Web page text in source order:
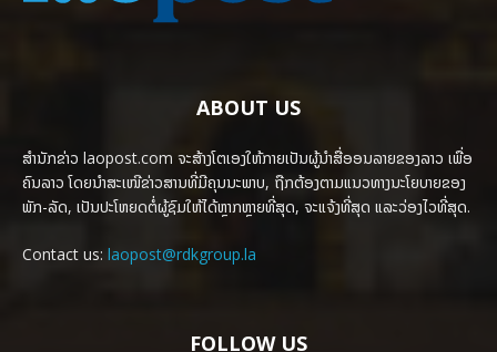
ABOUT US
ສຳນັກຂ່າວ laopost.com ຈະສ້າງໂຕເອງໃຫ້ກາຍເປັນຜູ້ນຳສື່ອອນລາຍຂອງລາວ ເພື່ອ
ຄົນລາວ ໂດຍນຳສະເໜີຂ່າວສານທີ່ມີຄຸນນະພາບ, ຖືກຕ້ອງຕາມແນວທາງນະໂຍບາຍຂອງ
ພັກ-ລັດ, ເປັນປະໂຫຍດຕໍ່ຜູ້ຊົມໃຫ້ໄດ້ຫຼາກຫຼາຍທີ່ສຸດ, ຈະແຈ້ງທີ່ສຸດ ແລະວ່ອງໄວທີ່ສຸດ.
Contact us: laopost@rdkgroup.la
FOLLOW US